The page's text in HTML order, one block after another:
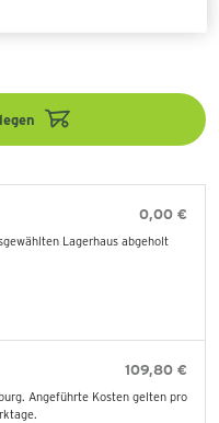
0,00 €
Lagerhaus abgeholt
109,80 €
Angeführte Kosten gelten pro